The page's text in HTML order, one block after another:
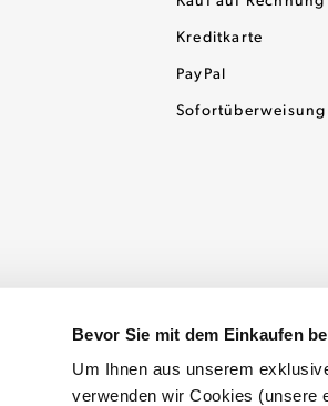
Bevor Sie mit dem Einkaufen
Um Ihnen aus unserem
verwenden wir Cookies (unsere
Kreditkarte
PayPal
Sofortüberweisung